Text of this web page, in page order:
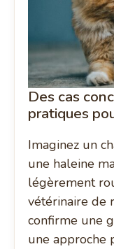
Des cas
pratiques
Imaginez un
une haleine
légèrement
vétérinaire de
confirme une
une approche